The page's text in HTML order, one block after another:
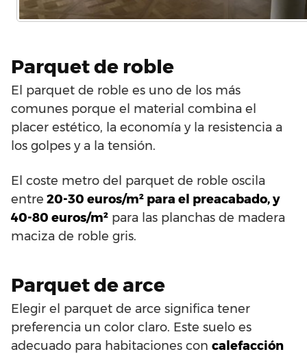
Parquet de roble
El parquet de roble es uno de los más
comunes porque el material combina el
placer estético, la economía y la resistencia a
los golpes y a la tensión.
El coste metro del parquet de roble oscila
entre 20-30 euros/m² para el preacabado, y
40-80 euros/m² para las planchas de madera
maciza de roble gris.
Parquet de arce
Elegir el parquet de arce significa tener
preferencia un color claro. Este suelo es
adecuado para habitaciones con calefacción